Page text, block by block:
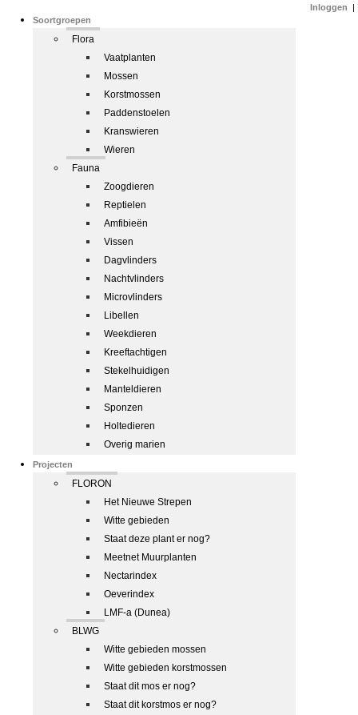
Soortgroepen
Flora
Vaatplanten
Mossen
Korstmossen
Paddenstoelen
Kranswieren
Wieren
Fauna
Zoogdieren
Reptielen
Amfibieën
Vissen
Dagvlinders
Nachtvlinders
Microvlinders
Libellen
Weekdieren
Kreeftachtigen
Stekelhuidigen
Manteldieren
Sponzen
Holtedieren
Overig marien
Projecten
FLORON
Het Nieuwe Strepen
Witte gebieden
Staat deze plant er nog?
Meetnet Muurplanten
Nectarindex
Oeverindex
LMF-a (Dunea)
BLWG
Witte gebieden mossen
Witte gebieden korstmossen
Staat dit mos er nog?
Staat dit korstmos er nog?
Inloggen |